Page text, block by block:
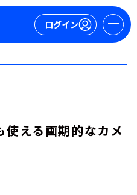
ログイン
える画期的なカメ